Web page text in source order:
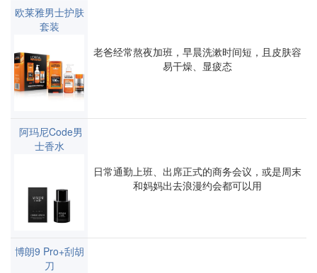
欧莱雅男士护肤
套装
老爸经常熬夜加班，早晨洗漱时间短，且皮肤容
易干燥、显疲态
阿玛尼Code男
士香水
日常通勤上班、出席正式的商务会议，或是周末
和妈妈出去浪漫约会都可以用
博朗9 Pro+刮胡
刀